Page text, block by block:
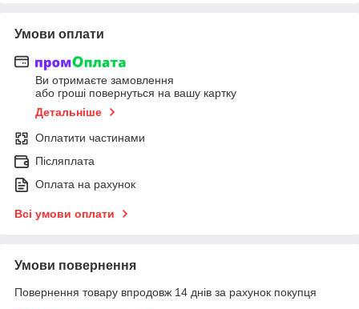
Умови оплати
Ви отримаєте замовлення
або гроші повернуться на вашу картку
Детальніше
Оплатити частинами
Післяплата
Оплата на рахунок
Всі умови оплати
Умови повернення
Повернення товару впродовж 14 днів за рахунок покупця